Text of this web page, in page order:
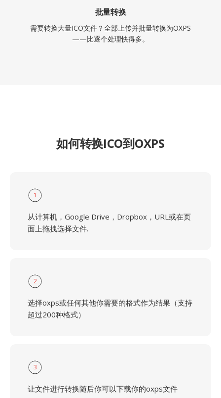
批量转换
需要转换大量ICO文件？全部上传并批量转换为OXPS
——比逐个处理快得多。
如何转换ICO到OXPS
1
从计算机，Google Drive，Dropbox，URL或在页
面上拖拽选择文件.
2
选择oxps或任何其他你需要的格式作为结果（支持
超过200种格式）
3
让文件进行转换随后你可以下载你的oxps文件